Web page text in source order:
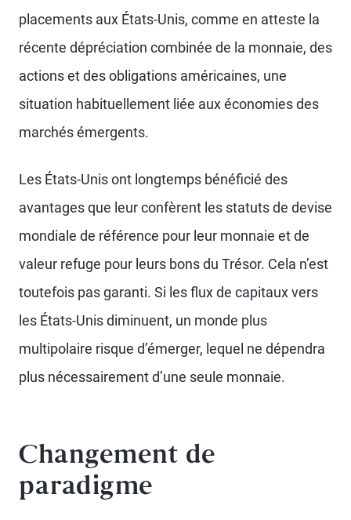
placements aux États-Unis, comme en atteste la
récente dépréciation combinée de la monnaie, des
actions et des obligations américaines, une
situation habituellement liée aux économies des
marchés émergents.
Les États-Unis ont longtemps bénéficié des
avantages que leur confèrent les statuts de devise
mondiale de référence pour leur monnaie et de
valeur refuge pour leurs bons du Trésor. Cela n’est
toutefois pas garanti. Si les flux de capitaux vers
les États-Unis diminuent, un monde plus
multipolaire risque d’émerger, lequel ne dépendra
plus nécessairement d’une seule monnaie.
Changement de
paradigme